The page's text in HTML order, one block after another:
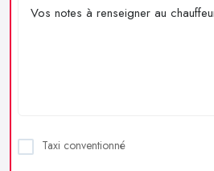
Taxi conventionné